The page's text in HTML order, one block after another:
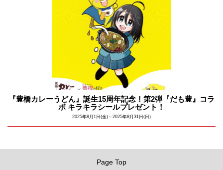
『豊橋カレーうどん』誕生15周年記念！第2弾『だも豊』コラ
ボ キラキラシールプレゼント！
2025年8月1日(金)～2025年8月31日(日)
Page Top